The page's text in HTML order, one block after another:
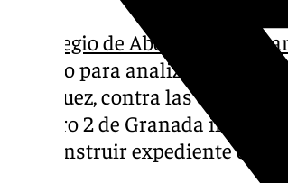
Colegio de Abogados de
interno para analizar si las
Aránguez, contra las
número 2 de Granada
caso, instruir expediente